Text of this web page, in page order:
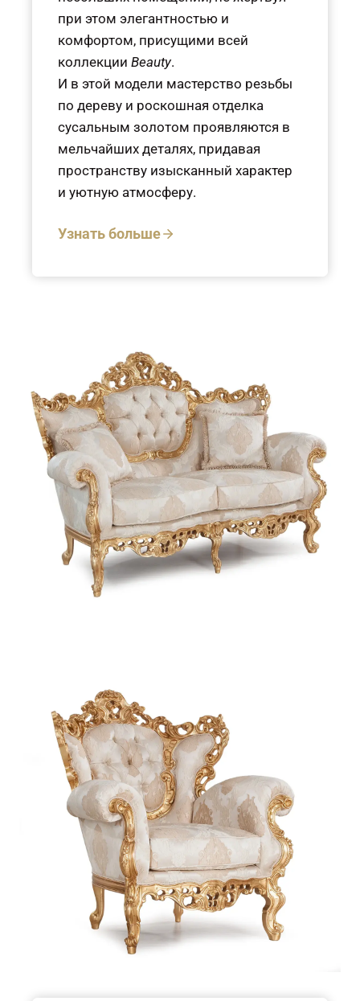
при этом элегантностью и
комфортом, присущими всей
коллекции Beauty.
И в этой модели мастерство резьбы
по дереву и роскошная отделка
сусальным золотом проявляются в
мельчайших деталях, придавая
пространству изысканный характер
и уютную атмосферу.
Узнать больше